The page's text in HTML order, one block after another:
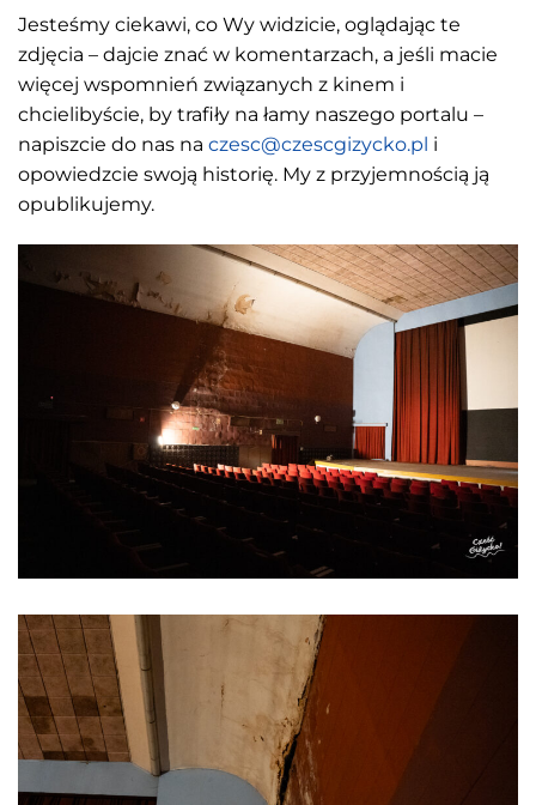
Jesteśmy ciekawi, co Wy widzicie, oglądając te
zdjęcia – dajcie znać w komentarzach, a jeśli macie
więcej wspomnień związanych z kinem i
chcielibyście, by trafiły na łamy naszego portalu –
napiszcie do nas na czesc@czescgizycko.pl i
opowiedzcie swoją historię. My z przyjemnością ją
opublikujemy.